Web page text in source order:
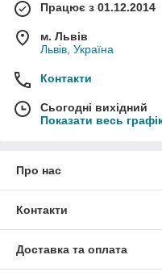
Працює з 01.12.2014
м. Львів
Львів, Україна
Контакти
Сьогодні вихідний
Показати весь
Про нас
Контакти
Доставка та оплата